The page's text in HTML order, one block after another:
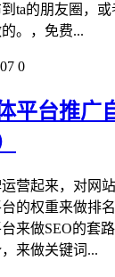
ta的朋友圈，
。，免费...
0
平台推广
营起来，对网
的权重来做排
来做SEO的套
来做关键词...